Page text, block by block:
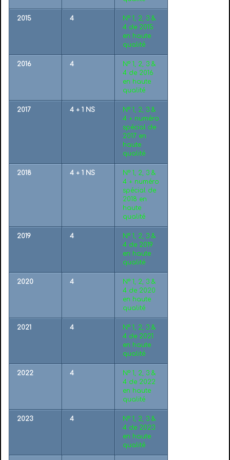
2015 4
N° 1, 2, 3 &
4 de 2015
en haute
qualité
2016 4
N° 1, 2, 3 &
4 de 2016
en haute
qualité
2017 4 + 1 NS
N° 1, 2, 3 &
4 + numéro
spécial de
2017 en
haute
qualité
2018 4 + 1 NS
N° 1, 2, 3 &
4 + numéro
spécial de
2018 en
haute
qualité
2019 4
N° 1, 2, 3 &
4 de 2019
en haute
qualité
2020 4
N° 1, 2, 3 &
4 de 2020
en haute
qualité
2021 4
N° 1, 2, 3 &
4 de 2021
en haute
qualité
2022 4
N° 1, 2, 3 &
4 de 2022
en haute
qualité
2023 4
N° 1, 2, 3 &
4 de 2023
en haute
qualité